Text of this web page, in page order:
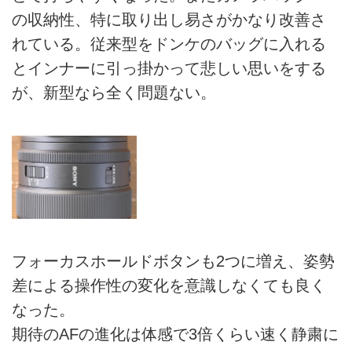
の収納性、特に取り出し易さがかなり改善さ
れている。従来型をドンケのバッグに入れる
とインナーに引っ掛かって悲しい思いをする
が、新型なら全く問題ない。
フォーカスホールドボタンも2つに増え、姿勢
差による操作性の変化を意識しなくても良く
なった。
期待のAFの進化は体感で3倍くらい速く静粛に